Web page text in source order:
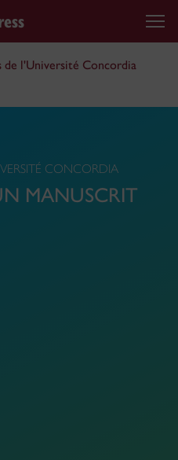
de l'Université Concordia
CONCORDIA
MANUSCRIT